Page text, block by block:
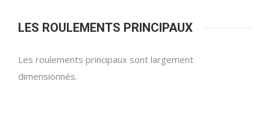
LES ROULEMENTS PRINCIPAUX
Les roulements principaux sont largement
dimensionnés.